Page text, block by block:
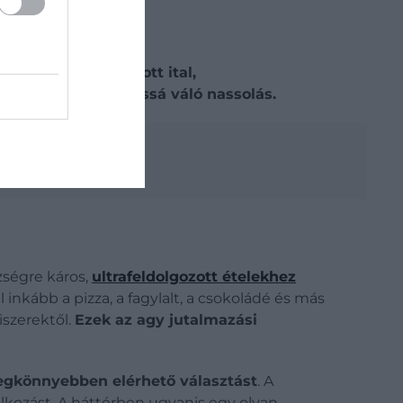
elfogyasztott ital,
szokássá váló nassolás.
melléfogni
káros, ultrafeldolgozott ételekhez
a pizza, a fagylalt, a csokoládé és más
Ezek az agy jutalmazási
elérhető választást. A